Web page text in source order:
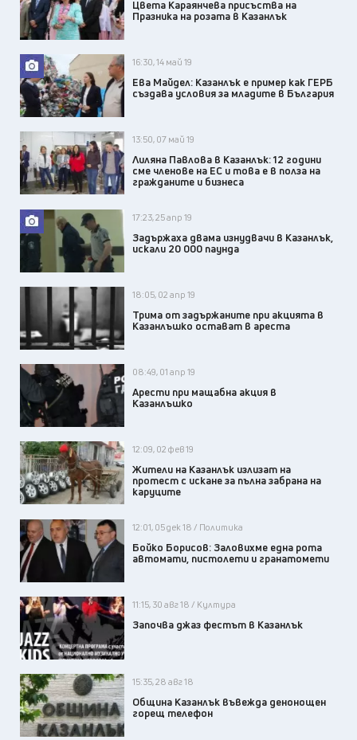
Цвета Караянчева присъства на
Празника на розата в Казанлък
16:30, 14 май 19
Ева Майдел: Казанлък е пример как ГЕРБ
създава условия за младите в България
13:50, 07 май 19
Лиляна Павлова в Казанлък: 12 години
сме членове на ЕС и това е в полза на
гражданите и бизнеса
17:23, 25 апр 19
Задържаха двама изнудвачи в Казанлък,
искали 20 000 паунда
18:05, 02 апр 19
Трима от задържаните при акцията в
Казанлъшко остават в ареста
08:49, 01 апр 19
Арести при мащабна акция в
Казанлъшко
12:09, 02 фев 19
Жители на Казанлък излизат на
протест с искане за пълна забрана на
каруците
12:01, 05 дек 18 / Политика
Бойко Борисов: Заловихме една рота
автомати, пистолети и гранатомети
11:15, 30 авг 18 / Култура
Започва джаз фестът в Казанлък
15:35, 28 авг 18
Община Казанлък въвежда денонощен
горещ телефон